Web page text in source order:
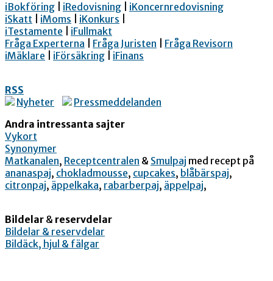
iBokföring
iRedovisning
iKoncernredovisning
iSkatt
iMoms iKonkurs
iTestamente
iFullmakt
Fråga Experterna
Fråga Juristen
Fråga Revisorn
iMäklare
iFörsäkring iFinans
RSS
Nyheter
Pressmeddelanden
Andra intressanta sajter
Vykort
Synonymer
Matkanalen, Receptcentralen & Smulpaj med recept på
ananaspaj, chokladmousse, cupcakes, blåbärspaj,
citronpaj, äppelkaka, rabarberpaj, äppelpaj,
Bildelar & reservdelar
Bildelar & reservdelar
Bildäck, hjul & fälgar